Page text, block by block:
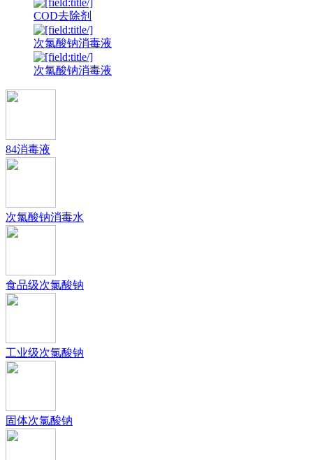
COD去除剂
次氯酸钠消毒液
次氯酸钠消毒液
84消毒液
次氯酸钠消毒水
食品级次氯酸钠
工业级次氯酸钠
固体次氯酸钠